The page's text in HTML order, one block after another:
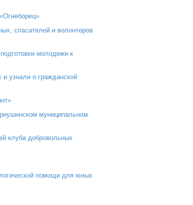
спасателей и волонтеров
молодежи к
узнали о гражданской
муниципальном
клуба добровольных
помощи для юных